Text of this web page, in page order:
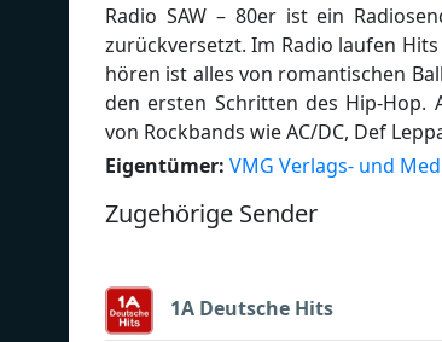
Radio SAW – 80er ist ein
zurückversetzt. Im Radio laufen
hören ist alles von romantischen
den ersten Schritten des Hip-Hop.
von Rockbands wie AC/DC, Def
Eigentümer: VMG Verlags- und
Zugehörige Sender
1A Deutsche Hits